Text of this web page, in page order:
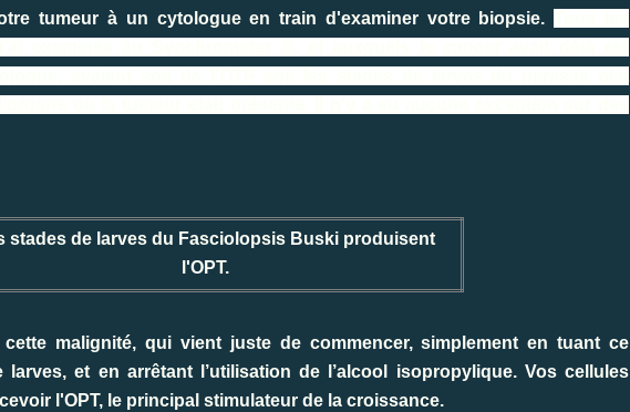
tumeur à un cytologue en train d'examiner votre biopsie.
stades de larves du Fasciolopsis Buski produisent
l'OPT.
cette malignité, qui vient juste de commencer, simplement en tuant ce
et en arrêtant l’utilisation de l’alcool isopropylique. Vos cellules
l'OPT, le principal stimulateur de la croissance.